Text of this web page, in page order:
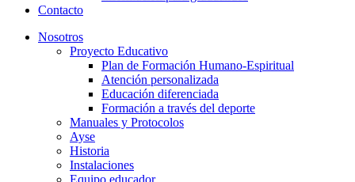
Contacto
Nosotros
Proyecto Educativo
Plan de Formación Humano-Espiritual
Atención personalizada
Educación diferenciada
Formación a través del deporte
Manuales y Protocolos
Ayse
Historia
Instalaciones
Equipo educador